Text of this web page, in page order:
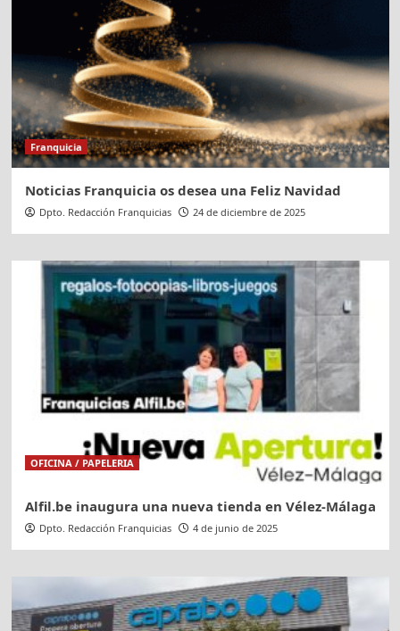
Franquicia
Noticias Franquicia os desea una Feliz Navidad
Dpto. Redacción Franquicias 24 de diciembre de 2025
OFICINA / PAPELERIA
Alfil.be inaugura una nueva tienda en Vélez-Málaga
Dpto. Redacción Franquicias 4 de junio de 2025